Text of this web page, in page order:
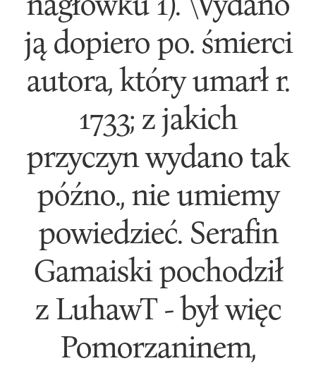
ją dopiero po. śmierci
autora, który umarł r.
1733; z jakich
przyczyn wydano tak
późno., nie umiemy
powiedzieć. Serafin
Gamaiski pochodził
z LuhawT - był więc
Pomorzaninem,